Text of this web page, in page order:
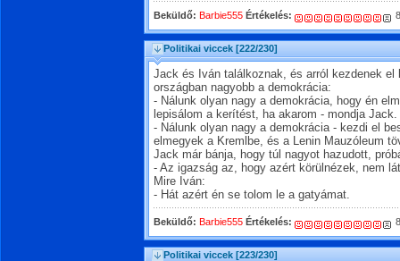
Beküldő: Barbie555 Értékelés:
Politikai viccek [222/230]
Jack és Iván találkoznak, és arról kezdenek el
országban nagyobb a demokrácia:
- Nálunk olyan nagy a demokrácia, hogy én
lepisálom a kerítést, ha akarom - mondja Jack.
- Nálunk olyan nagy a demokrácia - kezdi el
elmegyek a Kremlbe, és a Lenin Mauzóleum
Jack már bánja, hogy túl nagyot hazudott,
- Az igazság az, hogy azért körülnézek, nem
Mire Iván:
- Hát azért én se tolom le a gatyámat.
Beküldő: Barbie555 Értékelés:
Politikai viccek [223/230]